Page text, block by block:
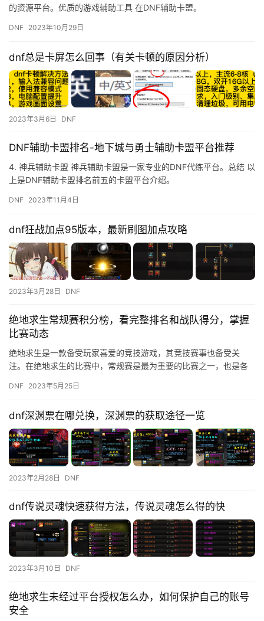
的资源平台。优质的游戏辅助工具 在DNF辅助卡盟。
DNF 2023年10月29日
dnf总是卡屏怎么回事（有关卡顿的原因分析）
2023年3月6日 DNF
DNF辅助卡盟排名-地下城与勇士辅助卡盟平台推荐
4. 神兵辅助卡盟 神兵辅助卡盟是一家专业的DNF代练平台。总结 以
上是DNF辅助卡盟排名前五的卡盟平台介绍。
DNF 2023年11月4日
dnf狂战加点95版本，最新刷图加点攻略
2023年3月28日 DNF
绝地求生常规赛积分榜，看完整排名和战队得分，掌握
比赛动态
绝地求生是一款备受玩家喜爱的竞技游戏，其竞技赛事也备受关
注。在绝地求生的比赛中，常规赛是最为重要的比赛之一，也是各
赛的积分…
DNF 2023年5月25日
dnf深渊票在哪兑换，深渊票的获取途径一览
2023年2月28日 DNF
dnf传说灵魂快速获得方法，传说灵魂怎么得的快
2023年3月10日 DNF
绝地求生未经过平台授权怎么办，如何保护自己的账号
安全